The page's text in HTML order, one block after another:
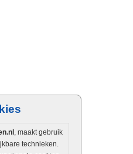
, maakt gebruik
technieken.